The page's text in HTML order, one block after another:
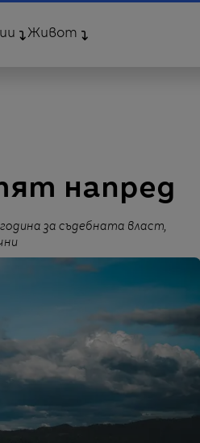
Живот
напред
за съдебната власт,